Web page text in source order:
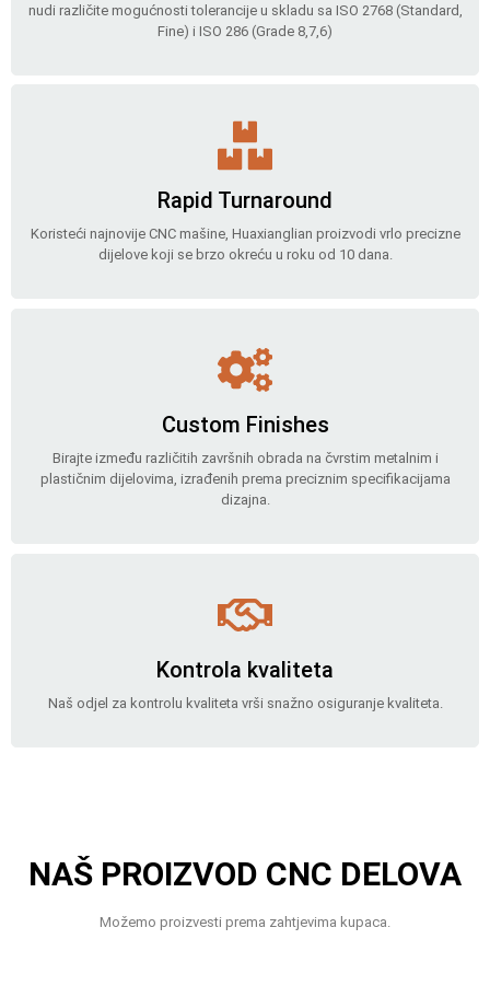
nudi različite mogućnosti tolerancije u skladu sa ISO 2768 (Standard,
Fine) i ISO 286 (Grade 8,7,6)
Rapid Turnaround
Koristeći najnovije CNC mašine, Huaxianglian proizvodi vrlo precizne
dijelove koji se brzo okreću u roku od 10 dana.
Custom Finishes
Birajte između različitih završnih obrada na čvrstim metalnim i
plastičnim dijelovima, izrađenih prema preciznim specifikacijama
dizajna.
Kontrola kvaliteta
Naš odjel za kontrolu kvaliteta vrši snažno osiguranje kvaliteta.
NAŠ PROIZVOD CNC DELOVA
Možemo proizvesti prema zahtjevima kupaca.